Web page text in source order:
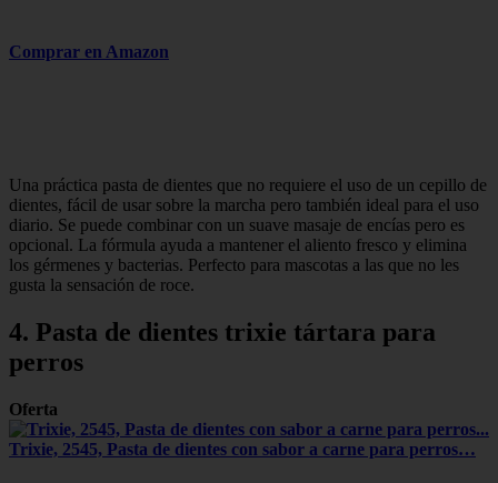
Comprar en Amazon
Una práctica pasta de dientes que no requiere el uso de un cepillo de
dientes, fácil de usar sobre la marcha pero también ideal para el uso
diario. Se puede combinar con un suave masaje de encías pero es
opcional. La fórmula ayuda a mantener el aliento fresco y elimina
los gérmenes y bacterias. Perfecto para mascotas a las que no les
gusta la sensación de roce.
4. Pasta de dientes trixie tártara para
perros
Oferta
Trixie, 2545, Pasta de dientes con sabor a carne para perros…